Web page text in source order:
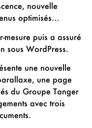
nouvelle
optimisés…
mesure puis a assuré
sous WordPress.
une nouvelle
une page
du Groupe Tanger
avec trois